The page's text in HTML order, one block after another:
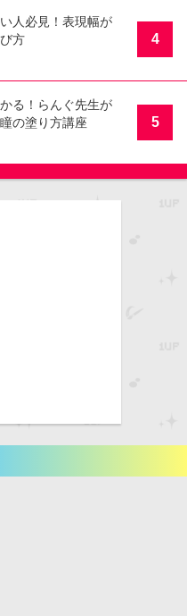
人必見！表現幅が
方
4
る！らんぐ先生が
の塗り方講座
5